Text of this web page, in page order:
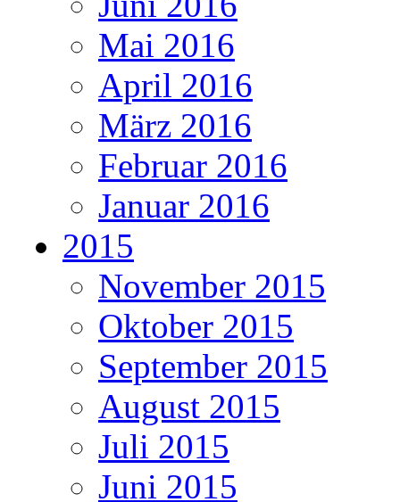
Mai 2016
April 2016
März 2016
Februar 2016
Januar 2016
2015
November 2015
Oktober 2015
September 2015
August 2015
Juli 2015
Juni 2015